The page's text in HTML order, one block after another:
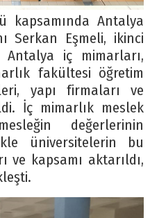
kapsamında Antalya
Serkan Eşmeli, ikinci
Antalya iç mimarları,
fakültesi öğretim
yapı firmaları ve
İç mimarlık meslek
değerlerinin
üniversitelerin bu
ve kapsamı aktarıldı,